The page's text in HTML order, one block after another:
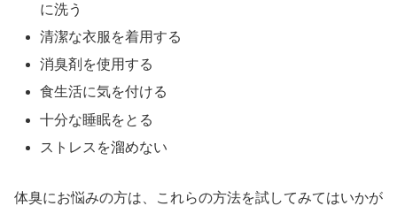
に洗う
清潔な衣服を着用する
消臭剤を使用する
食生活に気を付ける
十分な睡眠をとる
ストレスを溜めない
体臭にお悩みの方は、これらの方法を試してみてはいかが